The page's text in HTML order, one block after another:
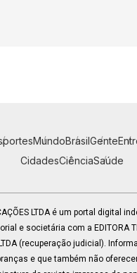
MundoBrasilGente
CidadesCiênciaSaúde
LTDA é um portal digital
e societária com a EDITORA
LTDA (recuperação judicial).
e que também não